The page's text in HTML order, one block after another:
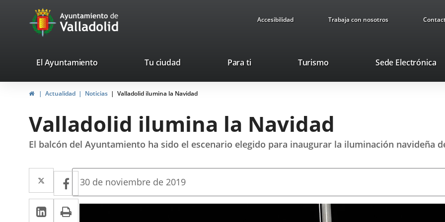
Portal
Web
Ayuntamiento
de
Accesibilidad Trabaja con nosotros
valladolid.es
El Ayuntamiento Tu ciudad Para ti TurismoEste
se
una
ventana
nueva.
Sede Electrónica
InicioActualidad Noticias Valladolid ilumina la Navidad
Valladolid ilumina la Navidad
El balcón del Ayuntamiento ha sido el escenario elegido para inaugurar la iluminación navideña
Twitter
Enlace
a
una
Facebook
Enlace
a
una
LinkedIn
EnlaceImprimir
Fecha
la
30 de noviembre de 2019